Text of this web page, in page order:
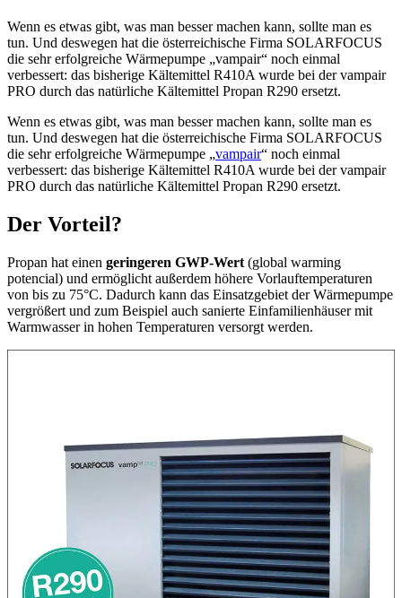
Wenn es etwas gibt, was man besser machen kann, sollte man es
tun. Und deswegen hat die österreichische Firma SOLARFOCUS
die sehr erfolgreiche Wärmepumpe „vampair“ noch einmal
verbessert: das bisherige Kältemittel R410A wurde bei der vampair
PRO durch das natürliche Kältemittel Propan R290 ersetzt.
Wenn es etwas gibt, was man besser machen kann, sollte man es
tun. Und deswegen hat die österreichische Firma SOLARFOCUS
die sehr erfolgreiche Wärmepumpe „vampair“ noch einmal
verbessert: das bisherige Kältemittel R410A wurde bei der vampair
PRO durch das natürliche Kältemittel Propan R290 ersetzt.
Der Vorteil?
Propan hat einen geringeren GWP-Wert (global warming
potencial) und ermöglicht außerdem höhere Vorlauftemperaturen
von bis zu 75°C. Dadurch kann das Einsatzgebiet der Wärmepumpe
vergrößert und zum Beispiel auch sanierte Einfamilienhäuser mit
Warmwasser in hohen Temperaturen versorgt werden.